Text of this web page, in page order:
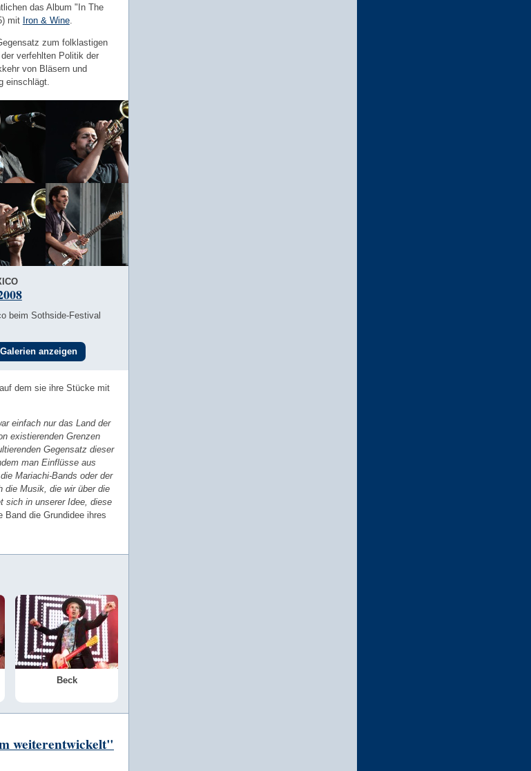
das Album "In The
mit Iron & Wine.
zum folklastigen
verfehlten Politik der
von Bläsern und
einschlägt.
beim Sothside-Festival
anzeigen
dem sie ihre Stücke mit
einfach nur das Land der
existierenden Grenzen
Gegensatz dieser
man Einflüsse aus
Mariachi-Bands oder der
die Musik, die wir über die
sich in unserer Idee, diese
Band die Grundidee ihres
Beck
weiterentwickelt"